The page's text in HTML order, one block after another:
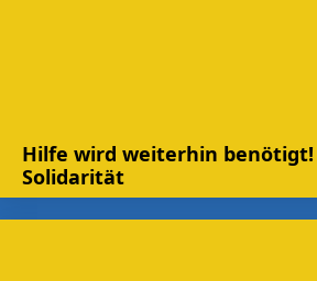
Hilfe wird weiterhin
Solidarität